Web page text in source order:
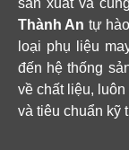
sản xuất và
Thành An tự
loại phụ liệu
đến hệ thống
về chất liệu,
và tiêu chuẩn kỹ